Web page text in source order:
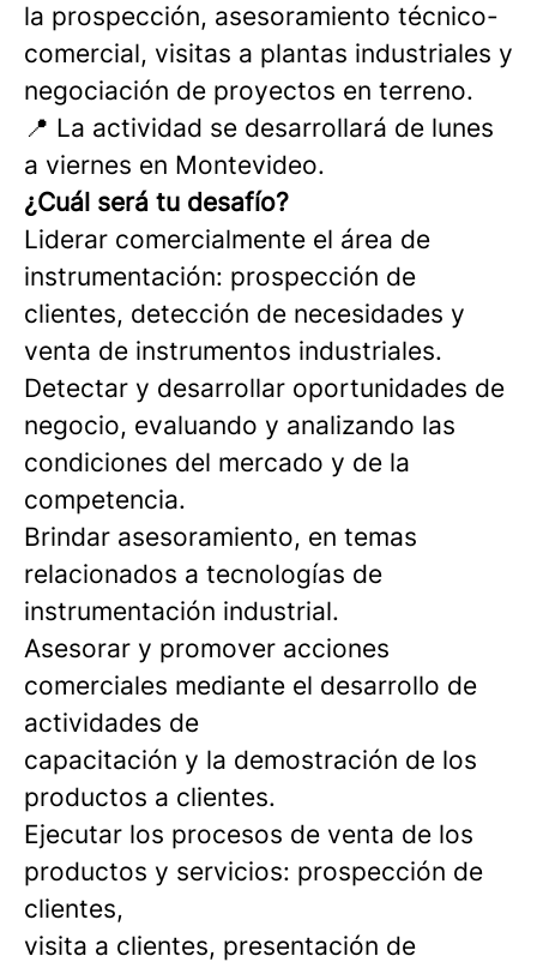
la prospección, asesoramiento técnico-
comercial, visitas a plantas industriales y
negociación de proyectos en terreno.
📍 La actividad se desarrollará de lunes
a viernes en Montevideo.
¿Cuál será tu desafío?
Liderar comercialmente el área de
instrumentación: prospección de
clientes, detección de necesidades y
venta de instrumentos industriales.
Detectar y desarrollar oportunidades de
negocio, evaluando y analizando las
condiciones del mercado y de la
competencia.
Brindar asesoramiento, en temas
relacionados a tecnologías de
instrumentación industrial.
Asesorar y promover acciones
comerciales mediante el desarrollo de
actividades de
capacitación y la demostración de los
productos a clientes.
Ejecutar los procesos de venta de los
productos y servicios: prospección de
clientes,
visita a clientes, presentación de